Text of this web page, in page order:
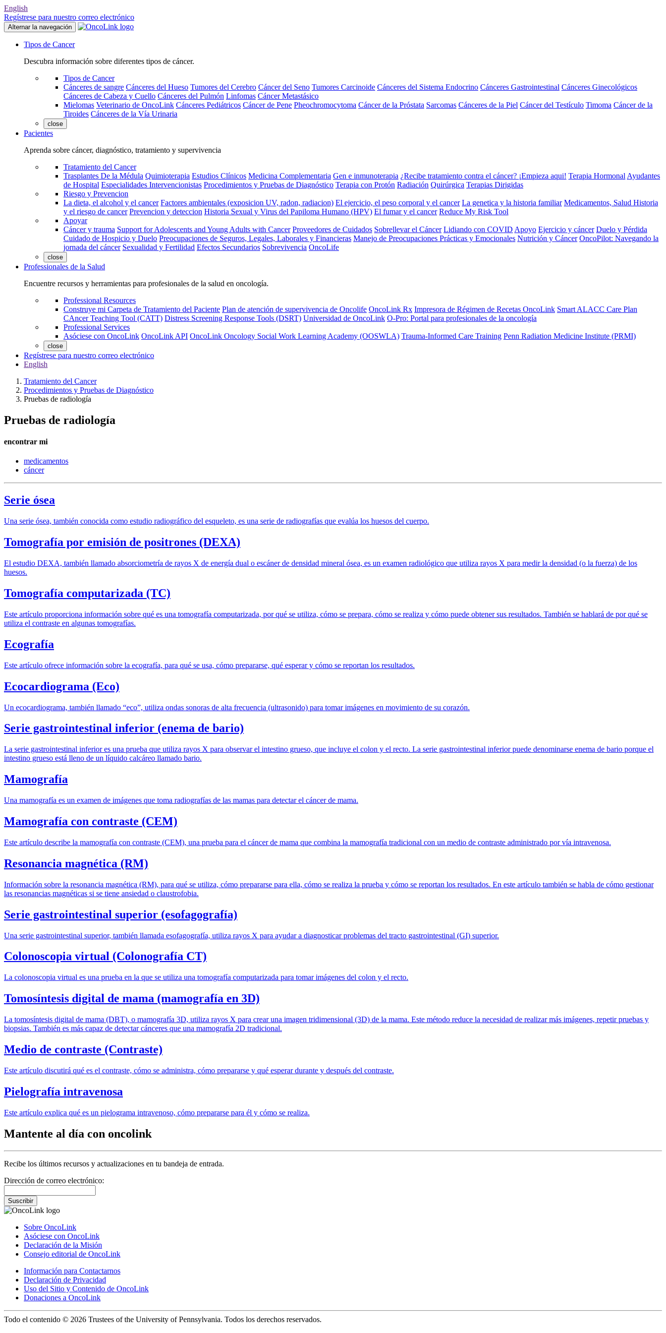
English
Regístrese para nuestro correo electrónico
Alternar la navegación
Tipos de Cancer
Descubra información sobre diferentes tipos de cáncer.
Tipos de Cancer
Cánceres de sangre Cánceres del Hueso Tumores del Cerebro Cáncer del Seno Tumores Carcinoide Cánceres del Sistema Endocrino Cánceres Gastrointestinal Cánceres Ginecológicos
Cánceres de Cabeza y Cuello Cánceres del Pulmón Linfomas Cáncer Metastásico
Mielomas Veterinario de OncoLink Cánceres Pediátricos Cáncer de Pene Pheochromocytoma Cáncer de la Próstata Sarcomas Cánceres de la Piel Cáncer del Testículo Timoma Cáncer de la
Tiroides Cánceres de la Vía Urinaria
close
Pacientes
Aprenda sobre cáncer, diagnóstico, tratamiento y supervivencia
Tratamiento del Cancer
Trasplantes De la Médula Quimioterapia Estudios Clínicos Medicina Complementaria Gen e inmunoterapia ¿Recibe tratamiento contra el cáncer? ¡Empieza aqui! Terapia Hormonal Ayudantes
de Hospital Especialidades Intervencionistas Procedimientos y Pruebas de Diagnóstico Terapia con Protón Radiación Quirúrgica Terapias Dirigidas
Riesgo y Prevencion
La dieta, el alcohol y el cancer Factores ambientales (exposicion UV, radon, radiacion) El ejercicio, el peso corporal y el cancer La genetica y la historia familiar Medicamentos, Salud Historia
y el riesgo de cancer Prevencion y deteccion Historia Sexual y Virus del Papiloma Humano (HPV) El fumar y el cancer Reduce My Risk Tool
Apoyar
Cáncer y trauma Support for Adolescents and Young Adults with Cancer Proveedores de Cuidados Sobrellevar el Cáncer Lidiando con COVID Apoyo Ejercicio y cáncer Duelo y Pérdida
Cuidado de Hospicio y Duelo Preocupaciones de Seguros, Legales, Laborales y Financieras Manejo de Preocupaciones Prácticas y Emocionales Nutrición y Cáncer OncoPilot: Navegando la
jornada del cáncer Sexualidad y Fertilidad Efectos Secundarios Sobrevivencia OncoLife
close
Professionales de la Salud
Encuentre recursos y herramientas para profesionales de la salud en oncología.
Professional Resources
Construye mi Carpeta de Tratamiento del Paciente Plan de atención de supervivencia de Oncolife OncoLink Rx Impresora de Régimen de Recetas OncoLink Smart ALACC Care Plan
CAncer Teaching Tool (CATT) Distress Screening Response Tools (DSRT) Universidad de OncoLink O-Pro: Portal para profesionales de la oncología
Professional Services
Asóciese con OncoLink OncoLink API OncoLink Oncology Social Work Learning Academy (OOSWLA) Trauma-Informed Care Training Penn Radiation Medicine Institute (PRMI)
close
Regístrese para nuestro correo electrónico
English
Tratamiento del Cancer
Procedimientos y Pruebas de Diagnóstico
Pruebas de radiología
Pruebas de radiología
encontrar mi
medicamentos
cáncer
Serie ósea
Una serie ósea, también conocida como estudio radiográfico del esqueleto, es una serie de radiografías que evalúa los huesos del cuerpo.
Tomografía por emisión de positrones (DEXA)
El estudio DEXA, también llamado absorciometría de rayos X de energía dual o escáner de densidad mineral ósea, es un examen radiológico que utiliza rayos X para medir la densidad (o la fuerza) de los
huesos.
Tomografía computarizada (TC)
Este artículo proporciona información sobre qué es una tomografía computarizada, por qué se utiliza, cómo se prepara, cómo se realiza y cómo puede obtener sus resultados. También se hablará de por qué se
utiliza el contraste en algunas tomografías.
Ecografía
Este artículo ofrece información sobre la ecografía, para qué se usa, cómo prepararse, qué esperar y cómo se reportan los resultados.
Ecocardiograma (Eco)
Un ecocardiograma, también llamado “eco”, utiliza ondas sonoras de alta frecuencia (ultrasonido) para tomar imágenes en movimiento de su corazón.
Serie gastrointestinal inferior (enema de bario)
La serie gastrointestinal inferior es una prueba que utiliza rayos X para observar el intestino grueso, que incluye el colon y el recto. La serie gastrointestinal inferior puede denominarse enema de bario porque el
intestino grueso está lleno de un líquido calcáreo llamado bario.
Mamografía
Una mamografía es un examen de imágenes que toma radiografías de las mamas para detectar el cáncer de mama.
Mamografía con contraste (CEM)
Este artículo describe la mamografía con contraste (CEM), una prueba para el cáncer de mama que combina la mamografía tradicional con un medio de contraste administrado por vía intravenosa.
Resonancia magnética (RM)
Información sobre la resonancia magnética (RM), para qué se utiliza, cómo prepararse para ella, cómo se realiza la prueba y cómo se reportan los resultados. En este artículo también se habla de cómo gestionar
las resonancias magnéticas si se tiene ansiedad o claustrofobia.
Serie gastrointestinal superior (esofagografía)
Una serie gastrointestinal superior, también llamada esofagografía, utiliza rayos X para ayudar a diagnosticar problemas del tracto gastrointestinal (GI) superior.
Colonoscopia virtual (Colonografía CT)
La colonoscopia virtual es una prueba en la que se utiliza una tomografía computarizada para tomar imágenes del colon y el recto.
Tomosíntesis digital de mama (mamografía en 3D)
La tomosíntesis digital de mama (DBT), o mamografía 3D, utiliza rayos X para crear una imagen tridimensional (3D) de la mama. Este método reduce la necesidad de realizar más imágenes, repetir pruebas y
biopsias. También es más capaz de detectar cánceres que una mamografía 2D tradicional.
Medio de contraste (Contraste)
Este artículo discutirá qué es el contraste, cómo se administra, cómo prepararse y qué esperar durante y después del contraste.
Pielografía intravenosa
Este artículo explica qué es un pielograma intravenoso, cómo prepararse para él y cómo se realiza.
Mantente al día con oncolink
Recibe los últimos recursos y actualizaciones en tu bandeja de entrada.
Dirección de correo electrónico:
Suscribir
Sobre OncoLink
Asóciese con OncoLink
Declaración de la Misión
Consejo editorial de OncoLink
Información para Contactarnos
Declaración de Privacidad
Uso del Sitio y Contenido de OncoLink
Donaciones a OncoLink
Todo el contenido © 2026 Trustees of the University of Pennsylvania. Todos los derechos reservados.